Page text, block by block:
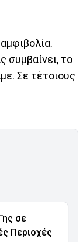
συμβαίνει, το
Σε τέτοιους
σε
Περιοχές